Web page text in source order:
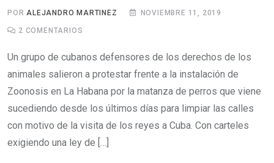
PORALEJANDRO MARTINEZ NOVIEMBRE 11, 2019
2 COMENTARIOS
Un grupo de cubanos defensores de los derechos de los
animales salieron a protestar frente a la instalación de
Zoonosis en La Habana por la matanza de perros que viene
sucediendo desde los últimos días para limpiar las calles
con motivo de la visita de los reyes a Cuba. Con carteles
exigiendo una ley de […]